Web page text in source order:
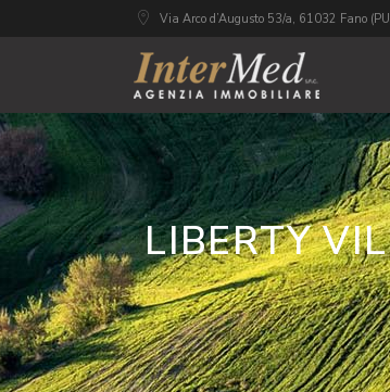
Via Arco d’Augusto 53/a, 61032 Fano
LIBERTY